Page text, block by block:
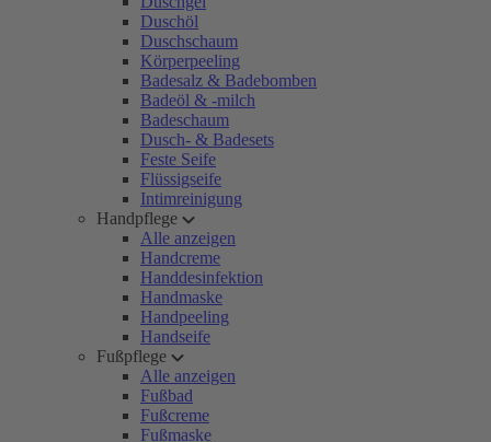
Duschöl
Duschschaum
Körperpeeling
Badesalz & Badebomben
Badeöl & -milch
Badeschaum
Dusch- & Badesets
Feste Seife
Flüssigseife
Intimreinigung
Handpflege
Alle anzeigen
Handcreme
Handdesinfektion
Handmaske
Handpeeling
Handseife
Fußpflege
Alle anzeigen
Fußbad
Fußcreme
Fußmaske